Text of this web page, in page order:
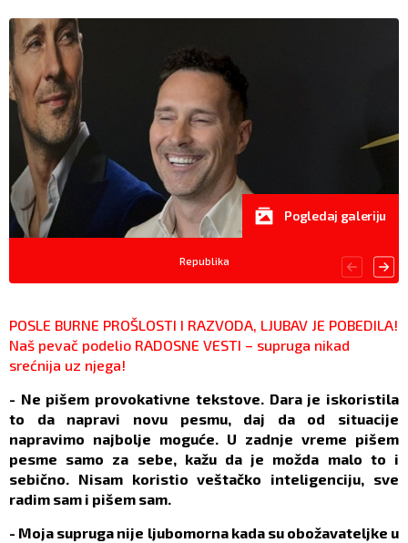
Republika
Pogledaj galeriju
POSLE BURNE PROŠLOSTI I RAZVODA, LJUBAV JE POBEDILA!
Naš pevač podelio RADOSNE VESTI – supruga nikad
srećnija uz njega!
- Ne pišem provokativne tekstove. Dara je iskoristila
to da napravi novu pesmu, daj da od situacije
napravimo najbolje moguće. U zadnje vreme pišem
pesme samo za sebe, kažu da je možda malo to i
sebično. Nisam koristio veštačko inteligenciju, sve
radim sam i pišem sam.
- Moja supruga nije ljubomorna kada su obožavateljke u